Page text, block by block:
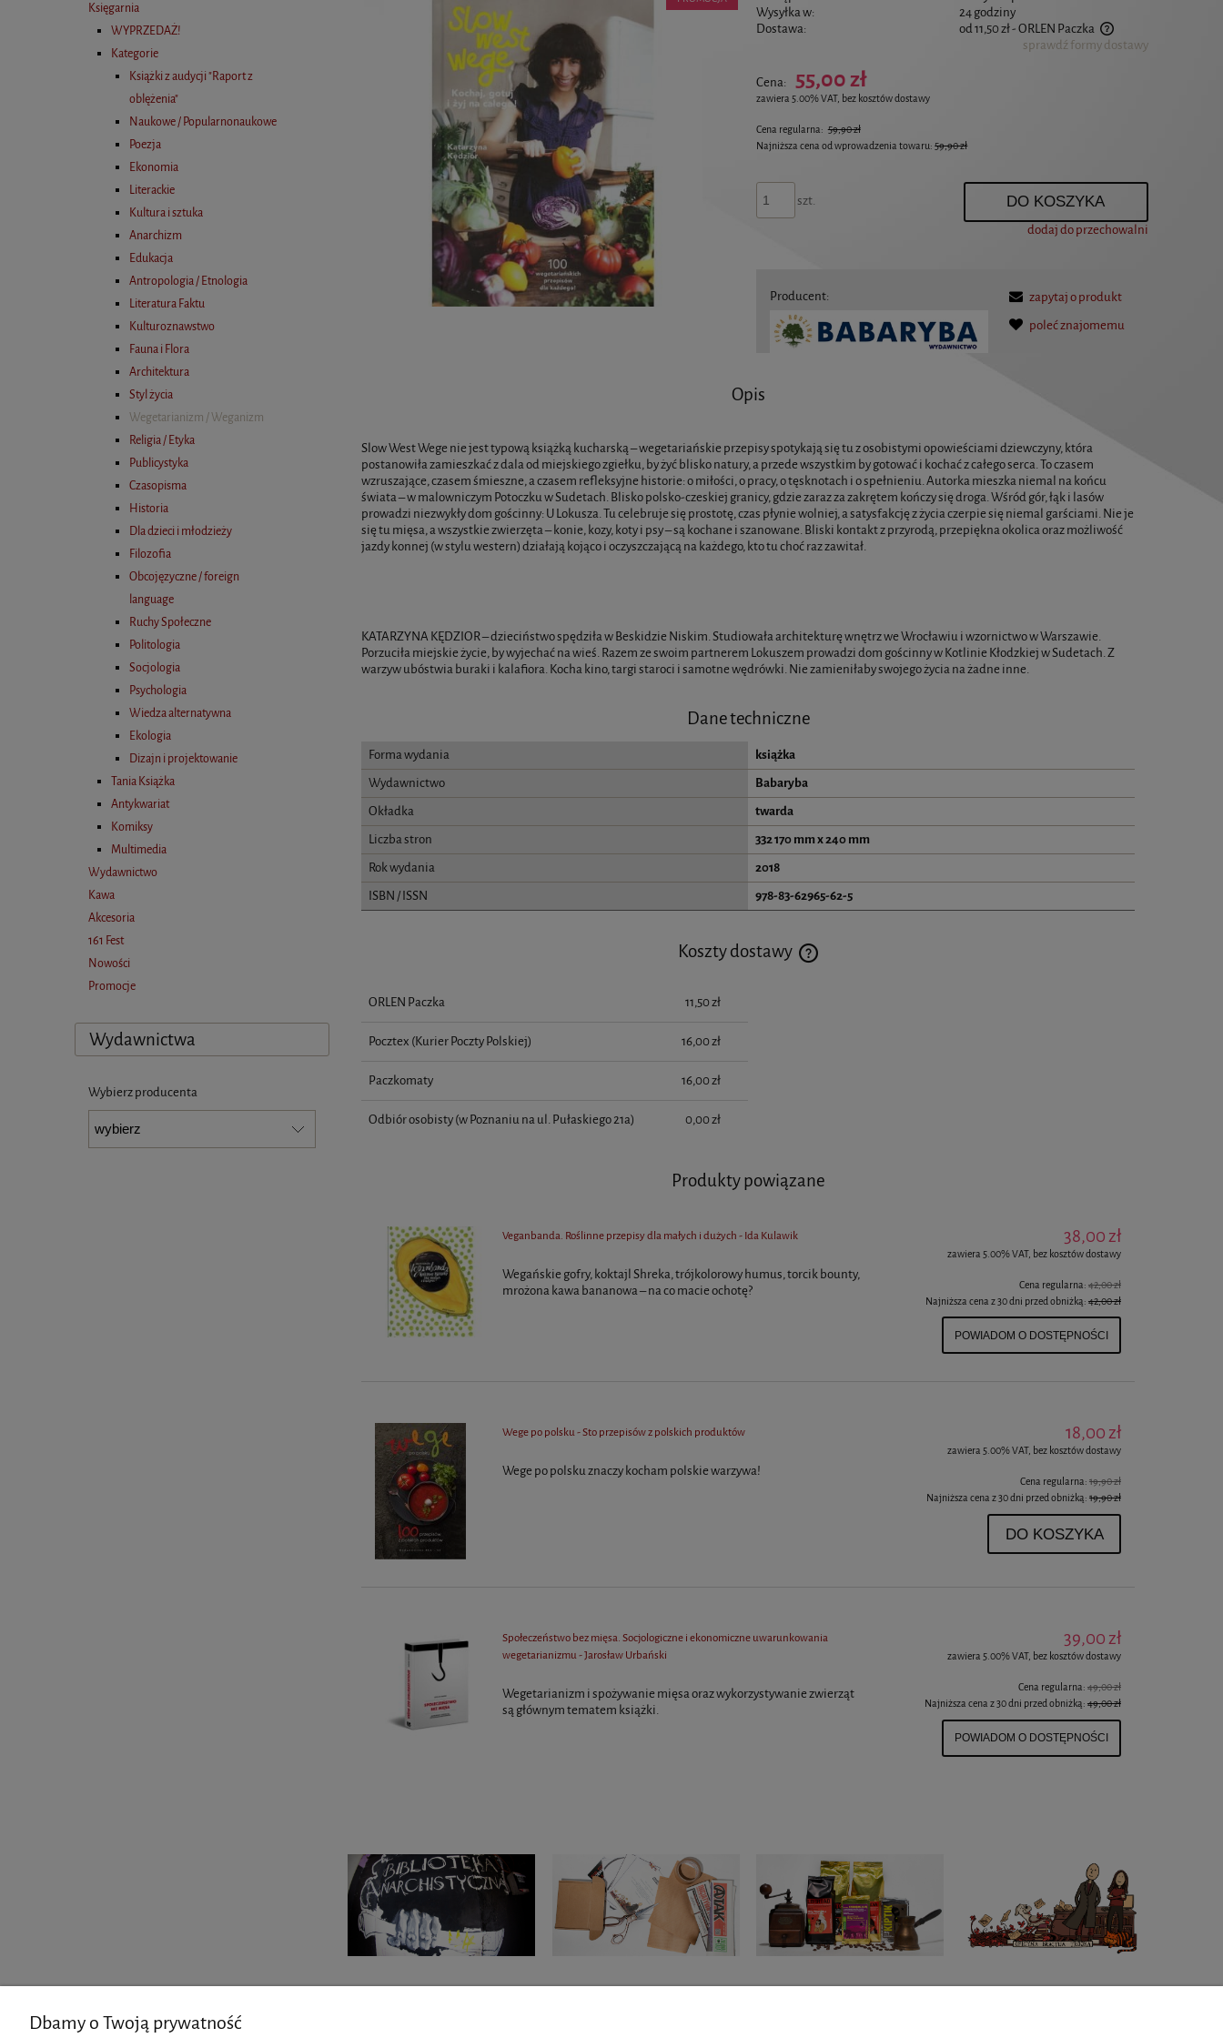
Księgarnia
WYPRZEDAŻ!
Kategorie
Książki z audycji "Raport z
oblężenia"
Naukowe / Popularnonaukowe
Poezja
Ekonomia
Literackie
Kultura i sztuka
Anarchizm
Edukacja
Antropologia / Etnologia
Literatura Faktu
Kulturoznawstwo
Fauna i Flora
Architektura
Styl życia
Wegetarianizm / Weganizm
Religia / Etyka
Publicystyka
Czasopisma
Historia
Dla dzieci i młodzieży
Filozofia
Obcojęzyczne / foreign
language
Ruchy Społeczne
Politologia
Socjologia
Psychologia
Wiedza alternatywna
Ekologia
Dizajn i projektowanie
Tania Książka
Antykwariat
Komiksy
Multimedia
Wydawnictwo
Kawa
Akcesoria
161 Fest
Nowości
Promocje
Wydawnictwa
Wybierz producenta
Wysyłka w:
24 godziny
Dostawa:
od 11,50 zł- ORLEN Paczka
sprawdź formy dostawy
Cena: 55,00 zł
zawiera 5.00% VAT, bez kosztów dostawy
Cena regularna: 59,90 zł
Najniższa cena od wprowadzenia towaru:59,90 zł
szt. DO KOSZYKA
dodaj do przechowalni
Producent:
zapytaj o produkt
poleć znajomemu
Opis
Slow West Wege nie jest typową książką kucharską – wegetariańskie przepisy spotykają się tu z osobistymi opowieściami dziewczyny, która
postanowiła zamieszkać z dala od miejskiego zgiełku, by żyć blisko natury, a przede wszystkim by gotować i kochać z całego serca. To czasem
wzruszające, czasem śmieszne, a czasem refleksyjne historie: o miłości, o pracy, o tęsknotach i o spełnieniu. Autorka mieszka niemal na końcu
świata – w malowniczym Potoczku w Sudetach. Blisko polsko-czeskiej granicy, gdzie zaraz za zakrętem kończy się droga. Wśród gór, łąk i lasów
prowadzi niezwykły dom gościnny: U Lokusza. Tu celebruje się prostotę, czas płynie wolniej, a satysfakcję z życia czerpie się niemal garściami. Nie je
się tu mięsa, a wszystkie zwierzęta – konie, kozy, koty i psy – są kochane i szanowane. Bliski kontakt z przyrodą, przepiękna okolica oraz możliwość
jazdy konnej (w stylu western) działają kojąco i oczyszczającą na każdego, kto tu choć raz zawitał.
KATARZYNA KĘDZIOR – dzieciństwo spędziła w Beskidzie Niskim. Studiowała architekturę wnętrz we Wrocławiu i wzornictwo w Warszawie.
Porzuciła miejskie życie, by wyjechać na wieś. Razem ze swoim partnerem Lokuszem prowadzi dom gościnny w Kotlinie Kłodzkiej w Sudetach. Z
warzyw ubóstwia buraki i kalafiora. Kocha kino, targi staroci i samotne wędrówki. Nie zamieniłaby swojego życia na żadne inne.
Dane techniczne
Forma wydania
książka
Wydawnictwo
Babaryba
Okładka
twarda
Liczba stron
332 170 mm x 240 mm
Rok wydania
2018
ISBN / ISSN
978-83-62965-62-5
Koszty dostawy
ORLEN Paczka 11,50 zł
Pocztex (Kurier Poczty Polskiej) 16,00 zł
Paczkomaty 16,00 zł
Odbiór osobisty(w Poznaniu na ul. Pułaskiego 21a) 0,00 zł
Produkty powiązane
Veganbanda. Roślinne przepisy dla małych i dużych - Ida Kulawik
Wegańskie gofry, koktajl Shreka, trójkolorowy humus, torcik bounty,
mrożona kawa bananowa – na co macie ochotę?
38,00 zł
zawiera 5.00% VAT, bez kosztów dostawy
Cena regularna: 42,00 zł
Najniższa cena z 30 dni przed obniżką: 42,00 zł
POWIADOM O DOSTĘPNOŚCI
Wege po polsku - Sto przepisów z polskich produktów
Wege po polsku znaczy kocham polskie warzywa!
18,00 zł
zawiera 5.00% VAT, bez kosztów dostawy
Cena regularna: 19,90 zł
Najniższa cena z 30 dni przed obniżką: 19,90 zł
DO KOSZYKA
Społeczeństwo bez mięsa. Socjologiczne i ekonomiczne uwarunkowania
wegetarianizmu - Jarosław Urbański
Wegetarianizm i spożywanie mięsa oraz wykorzystywanie zwierząt
są głównym tematem książki.
39,00 zł
zawiera 5.00% VAT, bez kosztów dostawy
Cena regularna: 49,00 zł
Najniższa cena z 30 dni przed obniżką: 49,00 zł
POWIADOM O DOSTĘPNOŚCI
Dbamy o Twoją prywatność